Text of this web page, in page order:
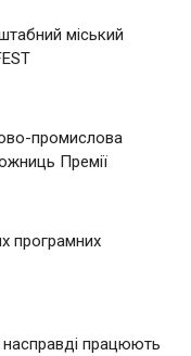
міський
промислова
Премії
програмних
працюють